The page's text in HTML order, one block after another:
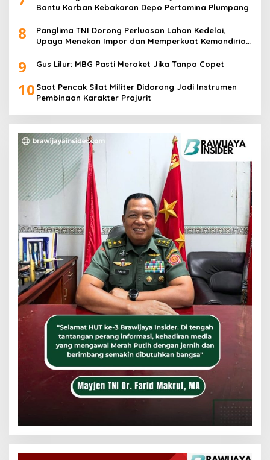
Bantu Korban Kebakaran Depo Pertamina Plumpang
8
Panglima TNI Dorong Perluasan Lahan Kedelai,
Upaya Menekan Impor dan Memperkuat Kemandirian
9 Gus Lilur: MBG Pasti Meroket Jika Tanpa Copet
10 Saat Pencak Silat Militer Didorong Jadi Instrumen
Pembinaan Karakter Prajurit